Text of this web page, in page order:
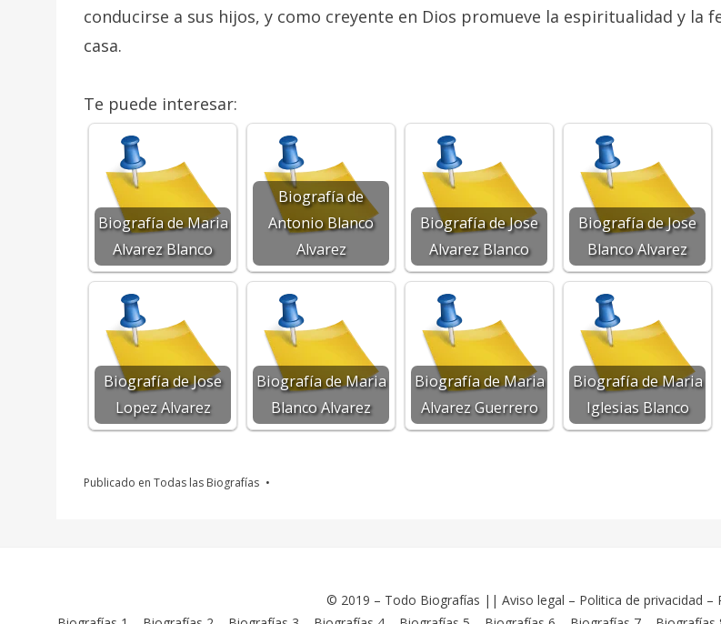
conducirse a sus hijos, y como creyente en Dios promueve la espiritualidad y la
casa.
Te puede interesar:
Biografía de Maria
Alvarez Blanco
Biografía de
Antonio Blanco
Alvarez
Biografía de Jose
Alvarez Blanco
Biografía de Jose
Blanco Alvarez
Biografía de Jose
Lopez Alvarez
Biografía de Maria
Blanco Alvarez
Biografía de Maria
Alvarez Guerrero
Biografía de Maria
Iglesias Blanco
Publicado en Todas las Biografías
© 2019 – Todo Biografías || Aviso legal – Politica de privacidad –